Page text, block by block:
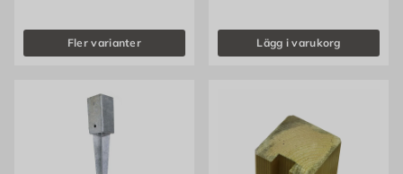
Fler varianter Lägg i varukorg